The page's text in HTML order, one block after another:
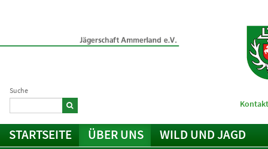
Suche
STARTSEITE ÜBER UNS
WILD UND JAGD